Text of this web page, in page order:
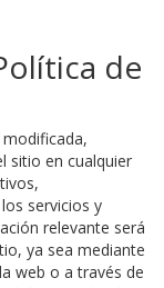
de
sitio en cualquier
servicios y
relevante será
ya sea mediante
web o a través de